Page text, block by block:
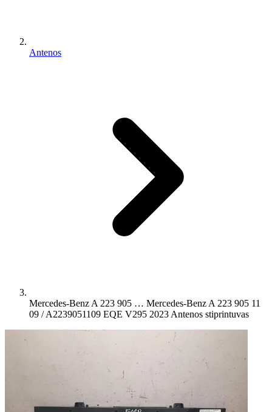
Antenos
Mercedes-Benz A 223 905 … Mercedes-Benz A 223 905 11
09 / A2239051109 EQE V295 2023 Antenos stiprintuvas